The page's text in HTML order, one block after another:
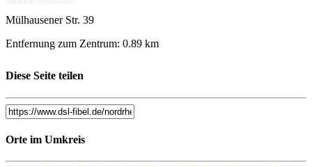
Mülhausener Str. 39
Entfernung zum Zentrum: 0.89 km
DE_Grefrather Hof Grefrath
47929 Grefrath
Am Waldrand 1-3
Entfernung zum Zentrum: 2.27 km
Diese Seite teilen
Orte im Umkreis